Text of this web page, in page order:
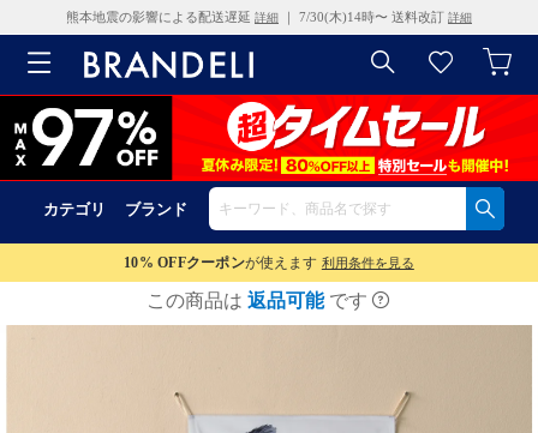
熊本地震の影響による配送遅延 詳細 ｜ 7/30(木)14時〜 送料改訂 詳細
カテゴリ ブランド
10% OFFクーポンが使えます 利用条件を見る
この商品は 返品可能 です